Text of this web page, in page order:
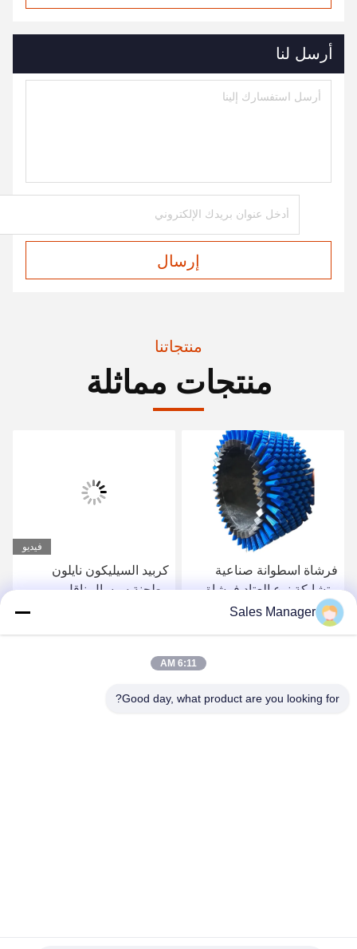
أرسل لنا
إرسال
منتجاتنا
منتجات مماثلة
فرشاة اسطوانة صناعية
متشابكة نوع العتاد فرشاة
أسطوانية مدمجة
فيديو
كربيد السيليكون نايلون
مطحنة سيسال ناقل
Sales Manager
6:11 AM
Good day, what product are you looking for?